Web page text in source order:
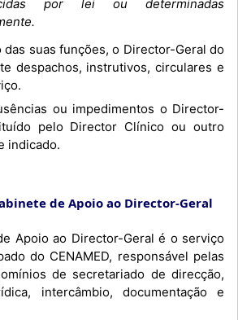
por lei ou determinadas
despachos, instrutivos, circulares e
pelo Director Clínico ou outro
indicado.
de Apoio ao Director-Geral
do CENAMED, responsável pelas
de secretariado de direcção,
intercâmbio, documentação e